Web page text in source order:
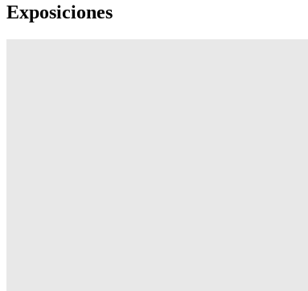
Exposiciones